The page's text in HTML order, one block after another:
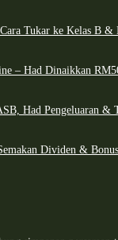
Tukar ke Kelas B &
– Had Dinaikkan
Had Pengeluaran &
Dividen &